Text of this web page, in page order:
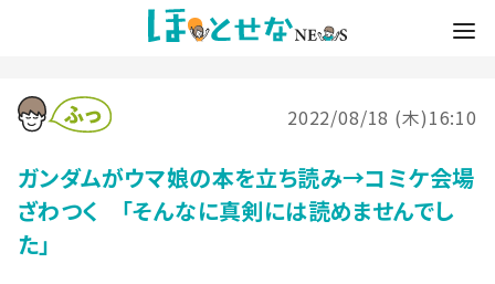
2022/08/18 (木)16:10
ガンダムがウマ娘の本を立ち読み→コミケ会場
ざわつく 「そんなに真剣には読めませんでし
た」